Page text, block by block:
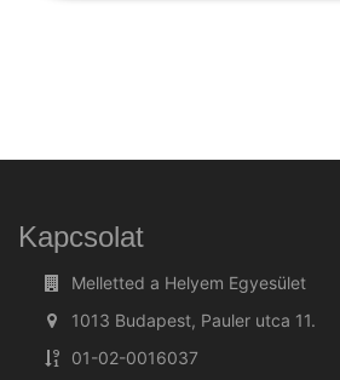
Kapcsolat
Melletted a Helyem Egyesület
1013 Budapest, Pauler utca 11.
01-02-0016037